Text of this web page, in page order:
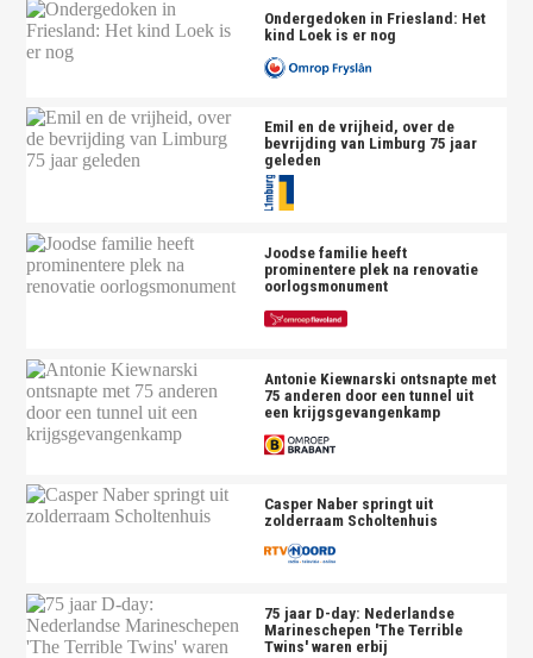
Ondergedoken in Friesland: Het
kind Loek is er nog
Emil en de vrijheid, over de
bevrijding van Limburg 75 jaar
geleden
Joodse familie heeft
prominentere plek na renovatie
oorlogsmonument
Antonie Kiewnarski ontsnapte met
75 anderen door een tunnel uit
een krijgsgevangenkamp
Casper Naber springt uit
zolderraam Scholtenhuis
75 jaar D-day: Nederlandse
Marineschepen 'The Terrible
Twins' waren erbij